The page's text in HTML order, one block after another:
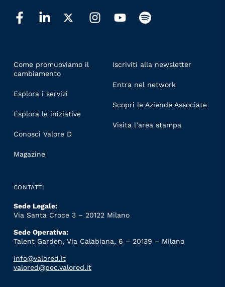
Come promuoviamo il
cambiamento
Esplora i servizi
Esplora le iniziative
Conosci Valore D
Magazine
Iscriviti alla newsletter
Entra nel network
Scopri le Aziende Associate
Visita l’area stampa
CONTATTI
Sede Legale:
Via Santa Croce 3 – 20122 Milano
Sede Operativa:
Talent Garden, Via Calabiana, 6 – 20139 – Milano
info@valored.it
valored@pec.valored.it